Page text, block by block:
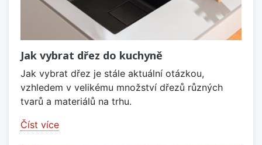
Jak vybrat dřez do kuchyně
Jak vybrat dřez je stále aktuální otázkou,
vzhledem v velikému množství dřezů různých
tvarů a materiálů na trhu.
Číst více